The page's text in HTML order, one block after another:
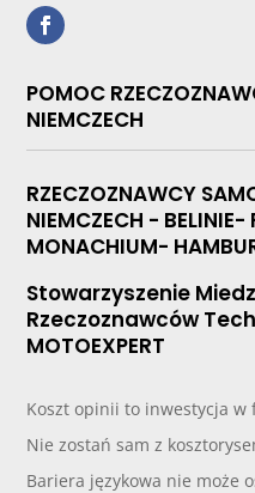
POMOC
NIEMCZECH
RZECZOZNAWCY
NIEMCZECH - BELINIE-
MONACHIUM-
Stowarzyszenie
Rzeczoznawców
MOTOEXPERT
Koszt opinii to inwestycja w
Nie zostań sam z
Bariera językowa nie może